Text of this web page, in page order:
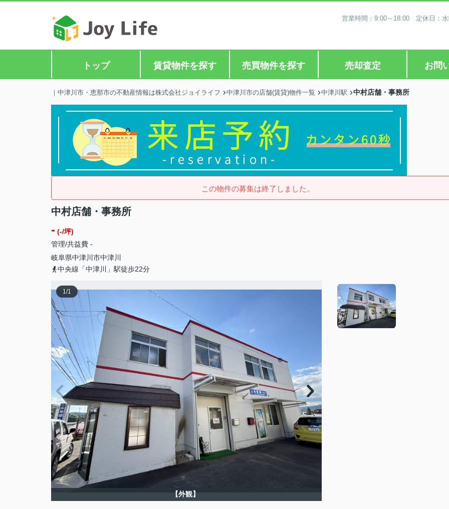
営業時間：9:00～18:00 定休日：
トップ 賃貸物件を探す 売買物件を探す 売却査定 お問
｜中津川市・恵那市の不動産情報は株式会社ジョイライフ 中津川市の店舗(賃貸)物件一覧 中津川駅 中村店舗・事務所
この物件の募集は終了しました。
中村店舗・事務所
- (-/坪)
管理/共益費 -
岐阜県中津川市中津川
中央線「中津川」駅徒歩22分
1/1
【外観】